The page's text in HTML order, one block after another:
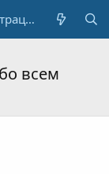
Регистрация
всем